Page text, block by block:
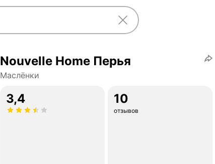
Nouvelle Home Перья
Маслёнки
3,4 10
отзывов